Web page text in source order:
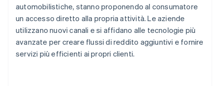
automobilistiche, stanno proponendo al consumatore
un accesso diretto alla propria attività. Le aziende
utilizzano nuovi canali e si affidano alle tecnologie più
avanzate per creare flussi di reddito aggiuntivi e fornire
servizi più efficienti ai propri clienti.